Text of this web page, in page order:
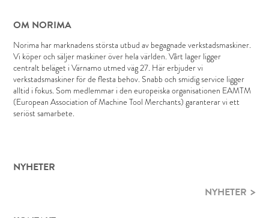
OM NORIMA
Norima har marknadens största utbud av begagnade verkstadsmaskiner.
Vi köper och säljer maskiner över hela världen. Vårt lager ligger
centralt beläget i Värnamo utmed väg 27. Här erbjuder vi
verkstadsmaskiner för de flesta behov. Snabb och smidig service ligger
alltid i fokus. Som medlemmar i den europeiska organisationen EAMTM
(European Association of Machine Tool Merchants) garanterar vi ett
seriöst samarbete.
NYHETER
NYHETER